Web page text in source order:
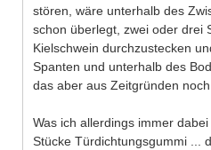
stören, wäre unterhalb des
schon überlegt, zwei oder drei
Kielschwein durchzustecken
Spanten und unterhalb des
das aber aus Zeitgründen
Was ich allerdings immer
Stücke Türdichtungsgummi ...